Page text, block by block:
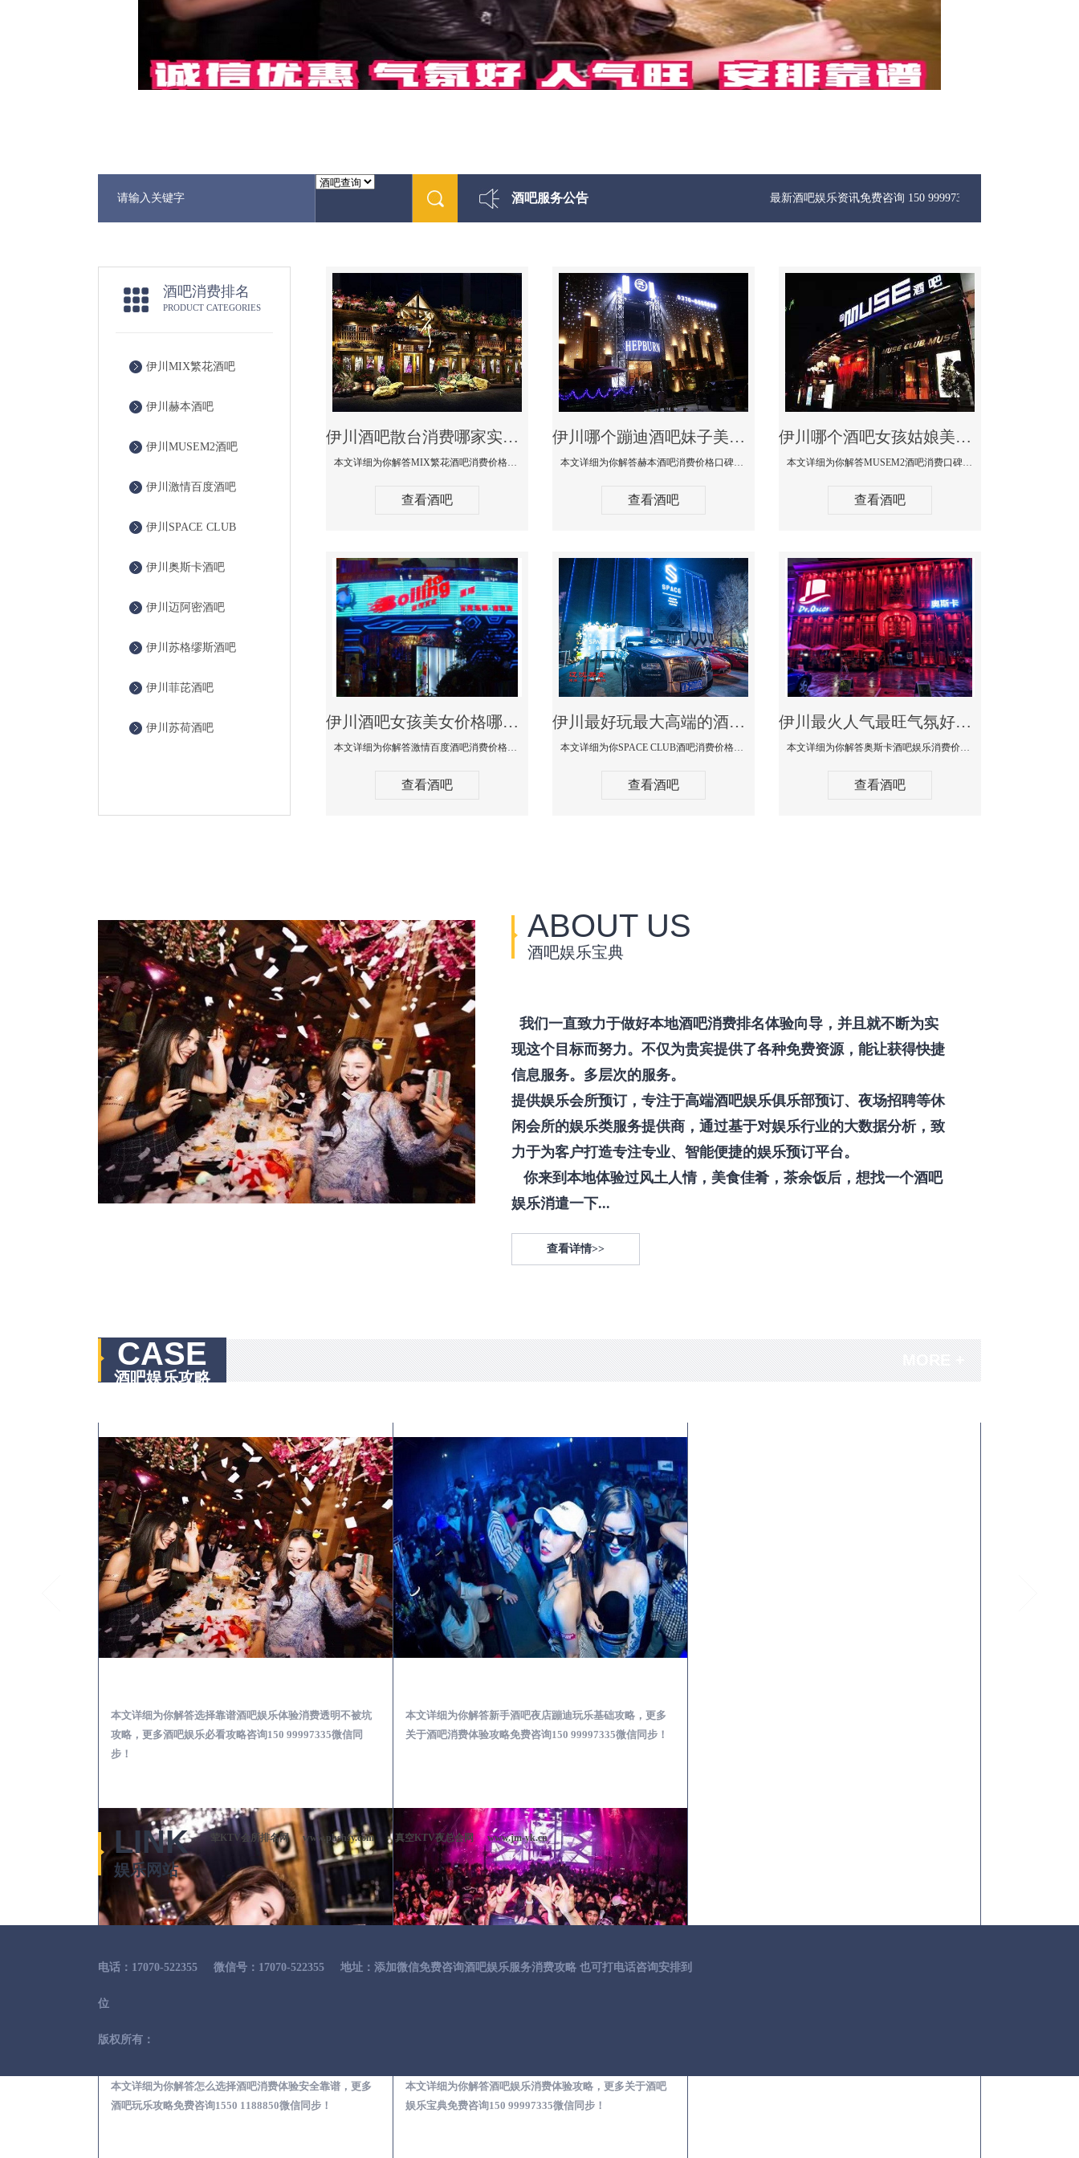
酒吧服务公告 最新酒吧娱乐资讯免费咨询 150 99997335微信同步
酒吧消费排名
PRODUCT CATEGORIES
伊川MIX繁花酒吧
伊川赫本酒吧
伊川MUSEM2酒吧
伊川激情百度酒吧
伊川SPACE CLUB
伊川奥斯卡酒吧
伊川迈阿密酒吧
伊川苏格缪斯酒吧
伊川菲芘酒吧
伊川苏荷酒吧
伊川酒吧散台消费哪家实惠-MIX繁花酒吧消费价格真实点评
本文详细为你解答MIX繁花酒吧消费价格真实点评，更多关于酒吧散台消费哪家实惠咨询免费咨询150 99997335微信同步
查看酒吧
伊川哪个蹦迪酒吧妹子美女多环境好-赫本酒吧消费价格口碑点评
本文详细为你解答赫本酒吧消费价格口碑点评，更多关于哪个蹦迪酒吧妹子美女多环境好咨询150 99997335微信同步！
查看酒吧
伊川哪个酒吧女孩姑娘美女多-MUSEM2酒吧消费口碑点评
本文详细为你解答MUSEM2酒吧消费口碑点评，更多关于哪个酒吧女孩姑娘美女多免费咨询150 99997335微信同步！
查看酒吧
伊川酒吧女孩美女价格哪家便宜-激情百度消费价格点评
本文详细为你解答激情百度酒吧消费价格点评，更多关于酒吧女孩美女价格哪家便宜免费咨询150 99997335微信同步！
查看酒吧
伊川最好玩最大高端的酒吧体验-SPACE CLUB酒吧消费点评
本文详细为你SPACE CLUB酒吧消费价格点评，更多关于最好玩最大高端的酒吧体验免费咨询150 99997335微信同步！
查看酒吧
伊川最火人气最旺气氛好的酒吧-奥斯卡酒吧消费价格口碑点评
本文详细为你解答奥斯卡酒吧娱乐消费价格点评，更多关于最火人气最旺气氛好的酒吧免费咨询150 99997335微信同步！
查看酒吧
ABOUT US
酒吧娱乐宝典
我们一直致力于做好本地酒吧消费排名体验向导，并且就不断为实
现这个目标而努力。不仅为贵宾提供了各种免费资源，能让获得快捷
信息服务。多层次的服务。
提供娱乐会所预订，专注于高端酒吧娱乐俱乐部预订、夜场招聘等休
闲会所的娱乐类服务提供商，通过基于对娱乐行业的大数据分析，致
力于为客户打造专注专业、智能便捷的娱乐预订平台。
你来到本地体验过风土人情，美食佳肴，茶余饭后，想找一个酒吧
娱乐消遣一下...
查看详情>>
CASE
酒吧娱乐攻略
本文详细为你解答选择靠谱酒吧娱乐体验消费透明不被坑
攻略，更多酒吧娱乐必看攻略咨询150 99997335微信同
步！
本文详细为你解答新手酒吧夜店蹦迪玩乐基础攻略，更多
关于酒吧消费体验攻略免费咨询150 99997335微信同步！
本文详细为你解答怎么选择酒吧消费体验安全靠谱，更多
酒吧玩乐攻略免费咨询1550 1188850微信同步！
本文详细为你解答酒吧娱乐消费体验攻略，更多关于酒吧
娱乐宝典免费咨询150 99997335微信同步！
LINK
娱乐网站
荤KTV会所排名网 www.phshsy.com 真空KTV夜总会网 www.jm-yk.cn
电话：17070-522355 微信号：17070-522355 地址：添加微信免费咨询酒吧娱乐服务消费攻略 也可打电话咨询安排到
位
版权所有：